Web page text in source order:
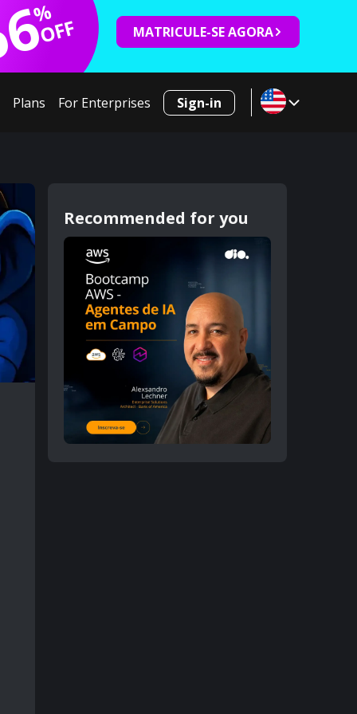
%
OFF MATRICULE-SE AGORA
Plans For Enterprises Sign-in
Recommended for you